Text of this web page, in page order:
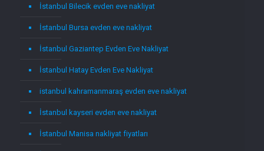
İstanbul Bilecik evden eve nakliyat
İstanbul Bursa evden eve nakliyat
İstanbul Gaziantep Evden Eve Nakliyat
İstanbul Hatay Evden Eve Nakliyat
istanbul kahramanmaraş evden eve nakliyat
İstanbul kayseri evden eve nakliyat
İstanbul Manisa nakliyat fiyatları